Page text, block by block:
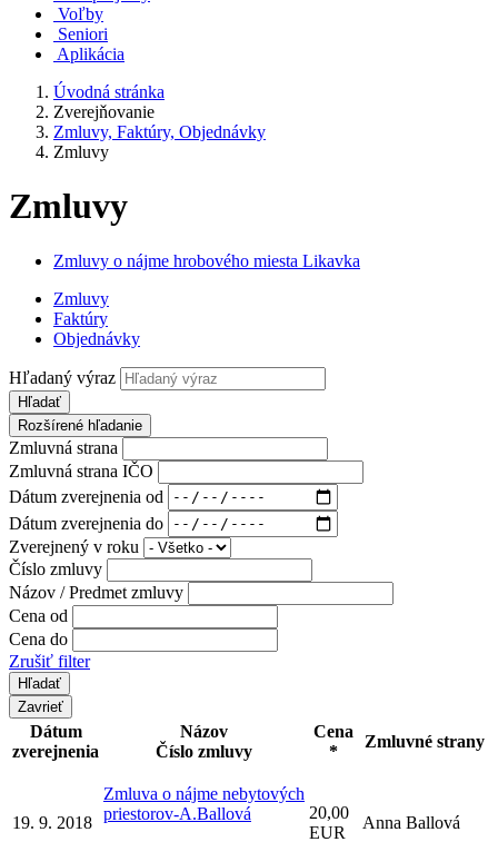
Voľby
Seniori
Aplikácia
Úvodná stránka
Zverejňovanie
Zmluvy, Faktúry, Objednávky
Zmluvy
Zmluvy
Zmluvy o nájme hrobového miesta Likavka
Zmluvy
Faktúry
Objednávky
Hľadaný výraz
Hľadať
Rozšírené hľadanie
Zmluvná strana
Zmluvná strana IČO
Dátum zverejnenia od
Dátum zverejnenia do
Zverejnený v roku
Číslo zmluvy
Názov / Predmet zmluvy
Cena od
Cena do
Zrušiť filter
Zavrieť
Dátum
zverejnenia
Názov
Číslo zmluvy
Cena
*
Zmluvné strany
19. 9. 2018
Zmluva o nájme nebytových
priestorov-A.Ballová
20,00
EUR
Anna Ballová